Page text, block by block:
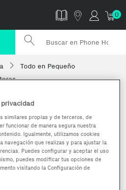
0
Todo en Pequeño
similares propias y de terceros, de
funcionar de manera segura nuestra
Igualmente, utilizamos cookies
navegación que realizas y para ajustar la
Puedes configurar y aceptar el uso
puedes modificar tus opciones de
visitando la Configuración de